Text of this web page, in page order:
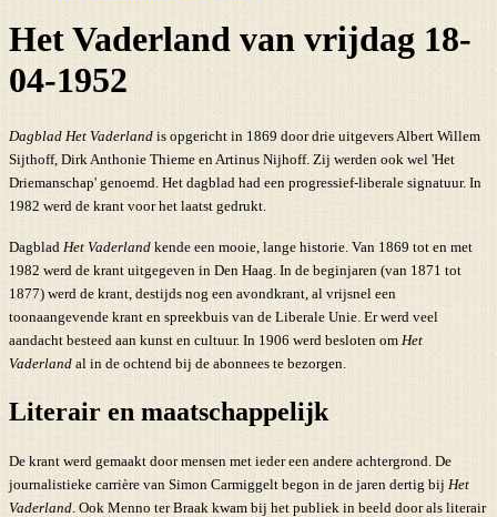
Het Vaderland van vrijdag 18-
04-1952
Dagblad Het Vaderland is opgericht in 1869 door drie uitgevers Albert Willem
Sijthoff, Dirk Anthonie Thieme en Artinus Nijhoff. Zij werden ook wel 'Het
Driemanschap' genoemd. Het dagblad had een progressief-liberale signatuur. In
1982 werd de krant voor het laatst gedrukt.
Dagblad Het Vaderland kende een mooie, lange historie. Van 1869 tot en met
1982 werd de krant uitgegeven in Den Haag. In de beginjaren (van 1871 tot
1877) werd de krant, destijds nog een avondkrant, al vrijsnel een
toonaangevende krant en spreekbuis van de Liberale Unie. Er werd veel
aandacht besteed aan kunst en cultuur. In 1906 werd besloten om Het
Vaderland al in de ochtend bij de abonnees te bezorgen.
Literair en maatschappelijk
De krant werd gemaakt door mensen met ieder een andere achtergrond. De
journalistieke carrière van Simon Carmiggelt begon in de jaren dertig bij Het
Vaderland . Ook Menno ter Braak kwam bij het publiek in beeld door als literair